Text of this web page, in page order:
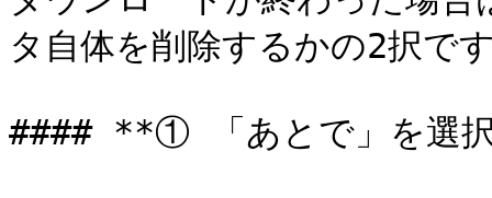
タ自体を削除するかの2択で
#### **① 「あとで」を選